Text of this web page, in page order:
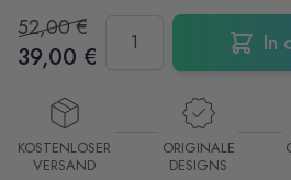
52,00 €
39,00 € In
KOSTENLOSER
VERSAND
ORIGINALE
DESIGNS